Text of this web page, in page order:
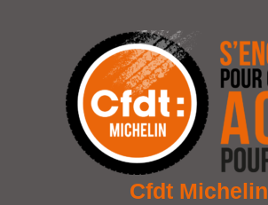
Cfdt Michelin